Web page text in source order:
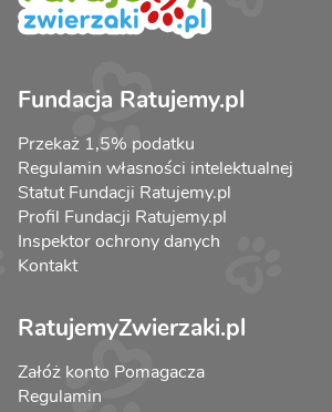
Fundacja Ratujemy.pl
Przekaż 1,5% podatku
Regulamin własności intelektualnej
Statut Fundacji Ratujemy.pl
Profil Fundacji Ratujemy.pl
Inspektor ochrony danych
Kontakt
RatujemyZwierzaki.pl
Załóż konto Pomagacza
Regulamin